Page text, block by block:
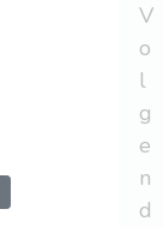
V
o
l
g
e
n
d